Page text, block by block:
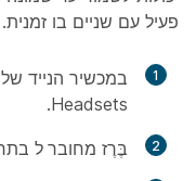
פעיל עם שניים בו זמנית.
1
Headsets.
2 בֶּרֶז מחובר ל